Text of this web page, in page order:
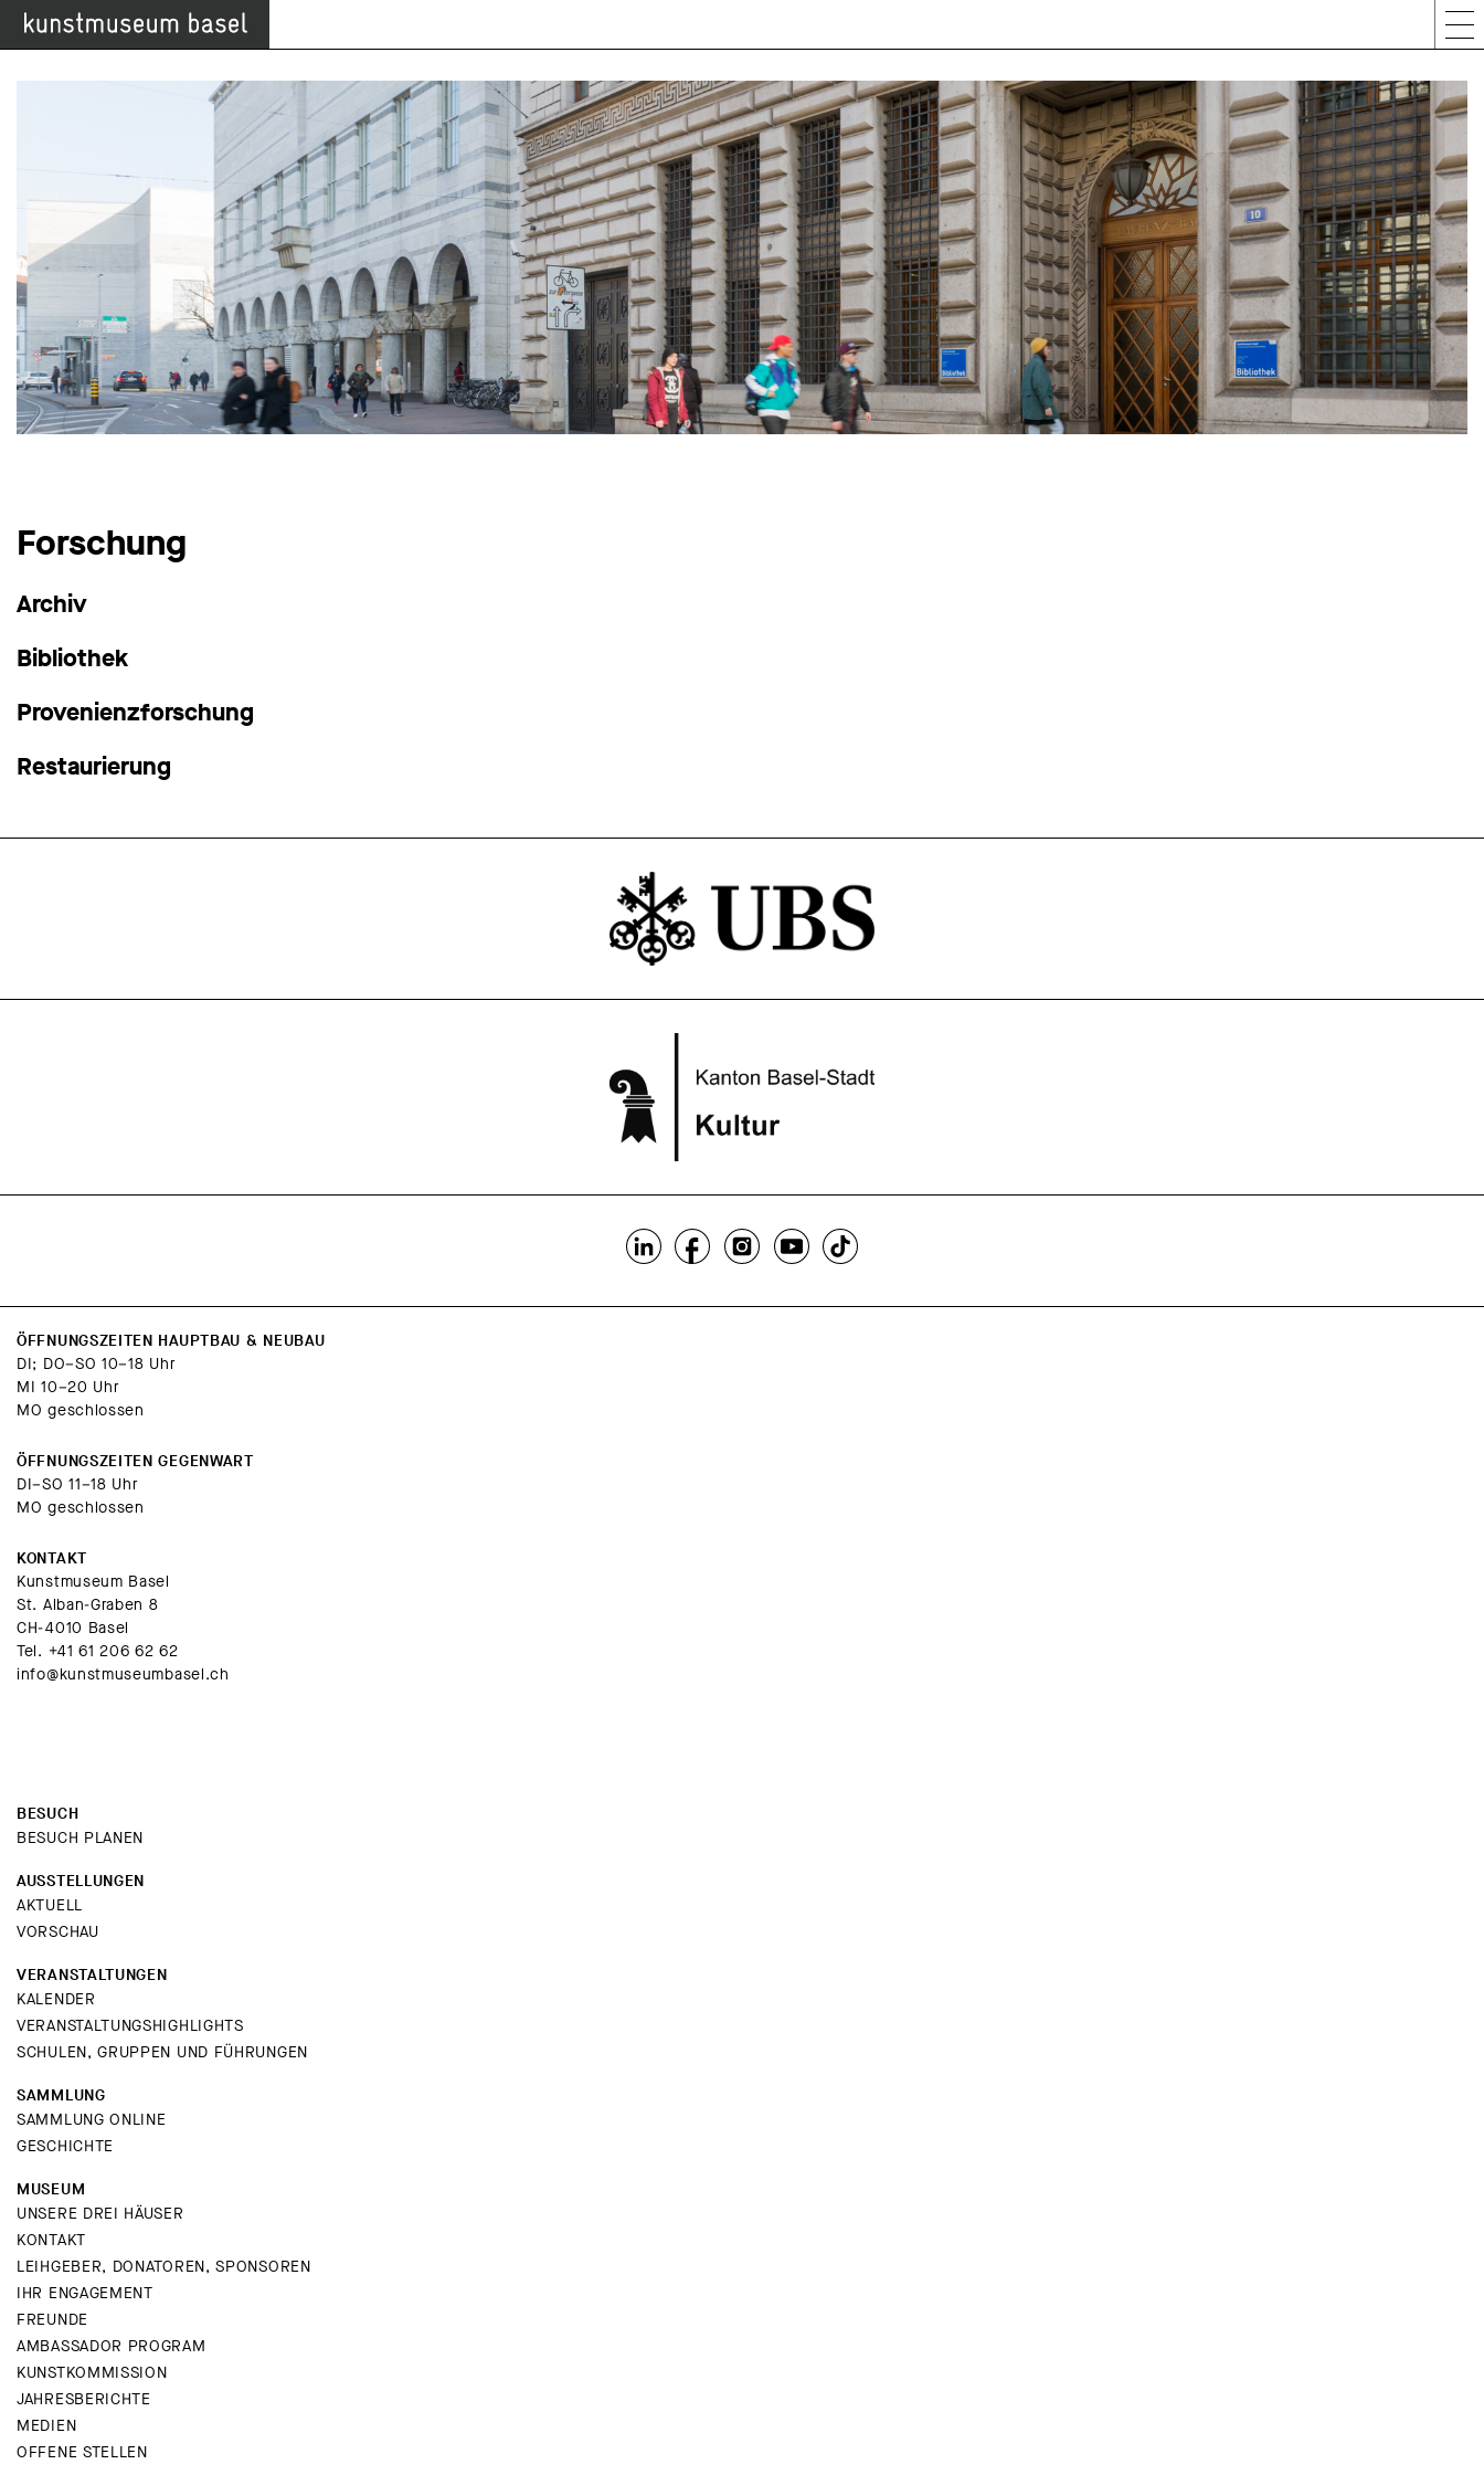
Forschung
Archiv
Bibliothek
Provenienzforschung
Restaurierung
ÖFFNUNGSZEITEN HAUPTBAU & NEUBAU
DI; DO–SO 10–18 Uhr
MI 10–20 Uhr
MO geschlossen
ÖFFNUNGSZEITEN GEGENWART
DI–SO 11–18 Uhr
MO geschlossen
KONTAKT
Kunstmuseum Basel
St. Alban-Graben 8
CH-4010 Basel
Tel. +41 61 206 62 62
info@kunstmuseumbasel.ch
BESUCH
BESUCH PLANEN
AUSSTELLUNGEN
AKTUELL
VORSCHAU
VERANSTALTUNGEN
KALENDER
VERANSTALTUNGSHIGHLIGHTS
SCHULEN, GRUPPEN UND FÜHRUNGEN
SAMMLUNG
SAMMLUNG ONLINE
GESCHICHTE
MUSEUM
UNSERE DREI HÄUSER
KONTAKT
LEIHGEBER, DONATOREN, SPONSOREN
IHR ENGAGEMENT
FREUNDE
AMBASSADOR PROGRAM
KUNSTKOMMISSION
JAHRESBERICHTE
MEDIEN
OFFENE STELLEN